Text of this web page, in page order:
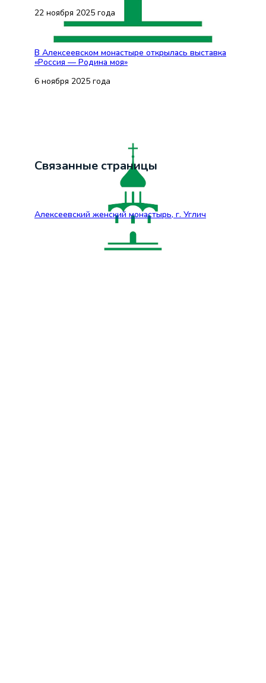
22 ноября 2025 года
В Алексеевском монастыре открылась выставка
«Россия — Родина моя»
6 ноября 2025 года
Связанные страницы
Алексеевский женский монастырь, г. Углич